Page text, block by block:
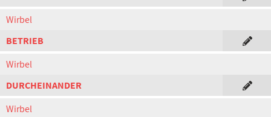
Wirbel
BETRIEB
Wirbel
DURCHEINANDER
Wirbel